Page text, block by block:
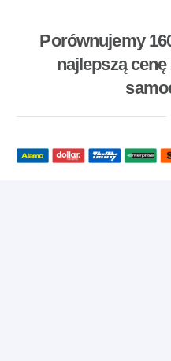
Porównujemy
najlepszą